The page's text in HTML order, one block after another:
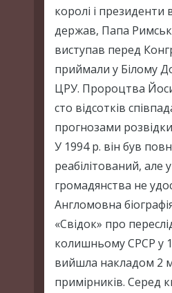
королі і президенти
держав, Папа
виступав перед
приймали у Білому
ЦРУ. Пророцтва
сто відсотків
прогнозами
У 1994 р. він був
реабілітований, але
громадянства не
Англомовна
«Свідок» про
колишньому СРСР у
вийшла накладом 2
примірників. Серед